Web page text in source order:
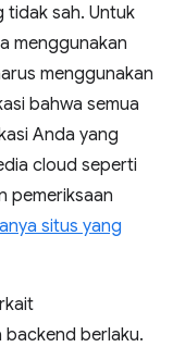
tidak sah. Untuk
menggunakan
menggunakan
bahwa semua
Anda yang
cloud seperti
pemeriksaan
situs yang
backend berlaku.